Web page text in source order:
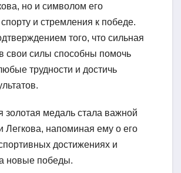
но и символом его
и стремления к победе.
того, что сильная
свои силы способны помочь
трудности и достичь
золотая медаль стала важной
Легкова, напоминая ему о его
достижениях и
новые победы.